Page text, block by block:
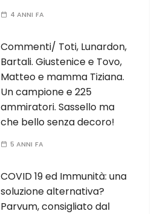
4 ANNI FA
Commenti/ Toti, Lunardon,
Bartali. Giustenice e Tovo,
Matteo e mamma Tiziana.
Un campione e 225
ammiratori. Sassello ma
che bello senza decoro!
5 ANNI FA
COVID 19 ed Immunità: una
soluzione alternativa?
Parvum, consigliato dal